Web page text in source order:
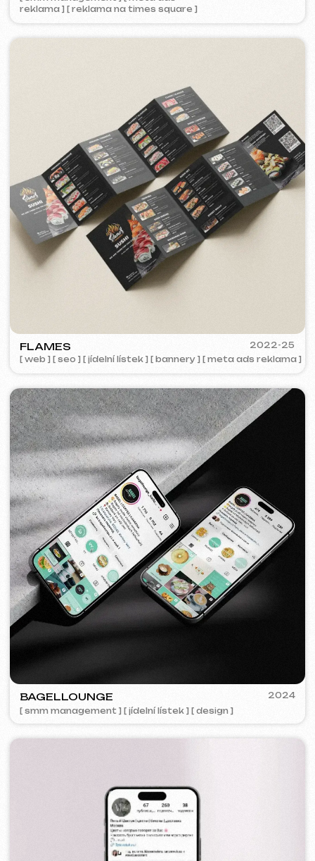
[ logo ] [ web ] [ seo ] [ design ]
2022
TOP TRAVEL COMPANY
BY IZZI SISTERS
[ bannery ] [ meta ads reklama ]
2023
[ bannery ] [ meta ads reklama ]
2022